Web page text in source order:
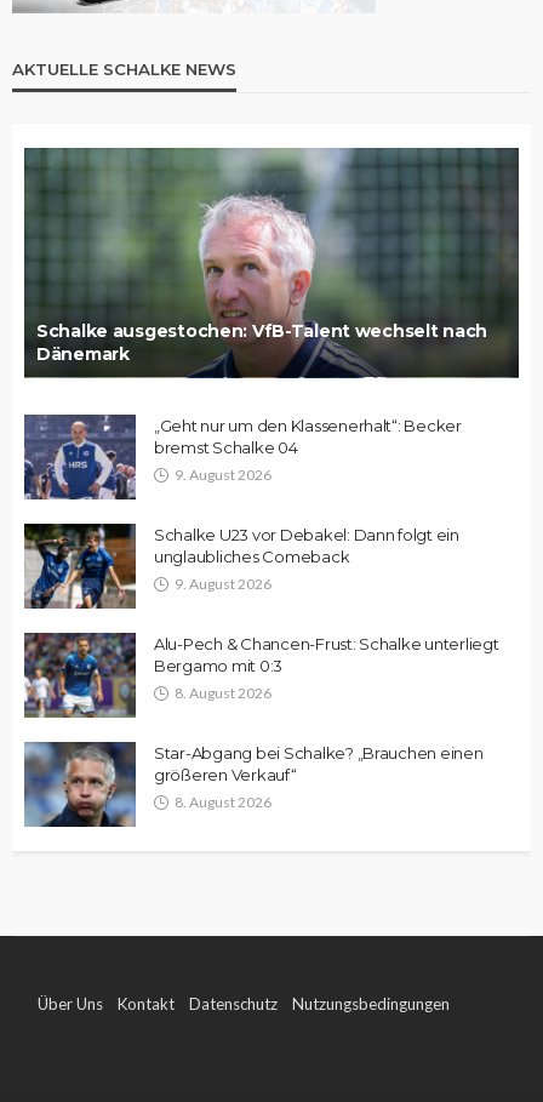
AKTUELLE SCHALKE NEWS
Schalke ausgestochen: VfB-Talent wechselt nach
Dänemark
„Geht nur um den Klassenerhalt“: Becker
bremst Schalke 04
9. August 2026
Schalke U23 vor Debakel: Dann folgt ein
unglaubliches Comeback
9. August 2026
Alu-Pech & Chancen-Frust: Schalke unterliegt
Bergamo mit 0:3
8. August 2026
Star-Abgang bei Schalke? „Brauchen einen
größeren Verkauf“
8. August 2026
Über Uns Kontakt Datenschutz Nutzungsbedingungen